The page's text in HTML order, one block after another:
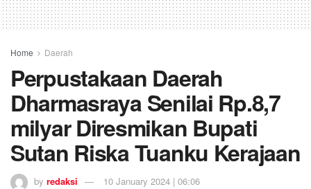
Home Daerah
Perpustakaan Daerah
Dharmasraya Senilai Rp.8,7
milyar Diresmikan Bupati
Sutan Riska Tuanku Kerajaan
by redaksi 10 January 2024 | 06:06